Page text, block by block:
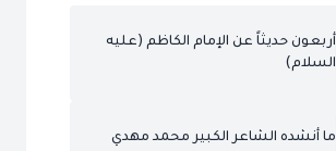
أربعون حديثاً عن الإمام الكاظم (عليه
السلام)
ما أنشده الشاعر الكبير محمد مهدي